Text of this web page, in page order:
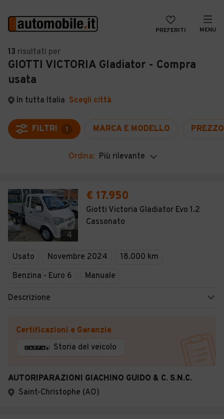
PREFERITI MENU
Auto
Auto usate
Auto Km 0
Auto Nuove
Moto
Camper
Veicoli Commerciali
VENDI
MAGAZINE
ACCEDI
13 risultati per
GIOTTI VICTORIA Gladiator - Compra
usata
In tutta Italia Scegli città
FILTRI 1 MARCA E MODELLO PREZZO
Ordina: Più rilevante
4
€ 17.950
Giotti Victoria Gladiator Evo 1.2
Cassonato
Usato Novembre 2024
18.000 km
Benzina - Euro 6
Manuale
Descrizione
Certificazioni e Garanzie
Storia del veicolo
AUTORIPARAZIONI GIACHINO GUIDO & C. S.N.C.
Saint-Christophe (AO)